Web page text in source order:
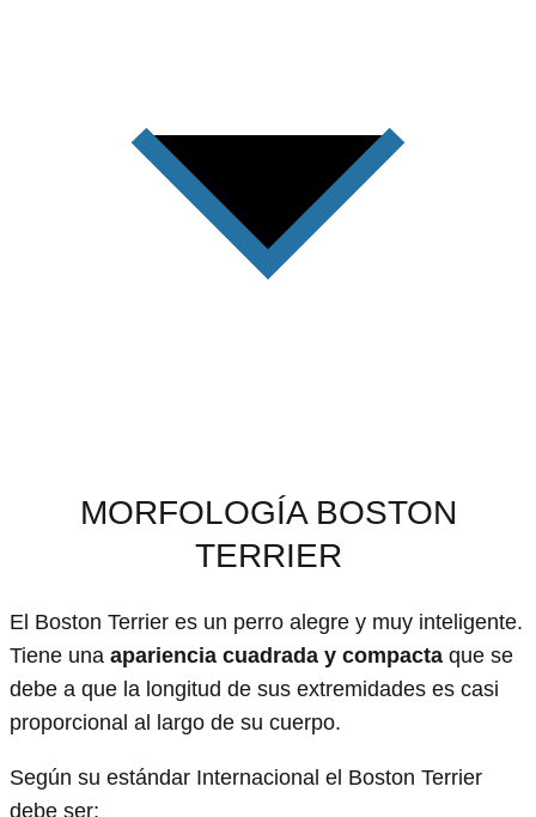
MORFOLOGÍA BOSTON
TERRIER
El Boston Terrier es un perro alegre y muy inteligente.
Tiene una apariencia cuadrada y compacta que se
debe a que la longitud de sus extremidades es casi
proporcional al largo de su cuerpo.
Según su estándar Internacional el Boston Terrier
debe ser;